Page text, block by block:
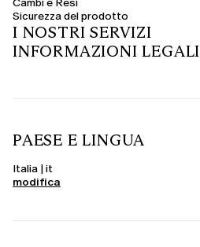
Cambi e Resi
Sicurezza del prodotto
I NOSTRI SERVIZI
INFORMAZIONI LEGALI
PAESE E LINGUA
Italia | it
modifica